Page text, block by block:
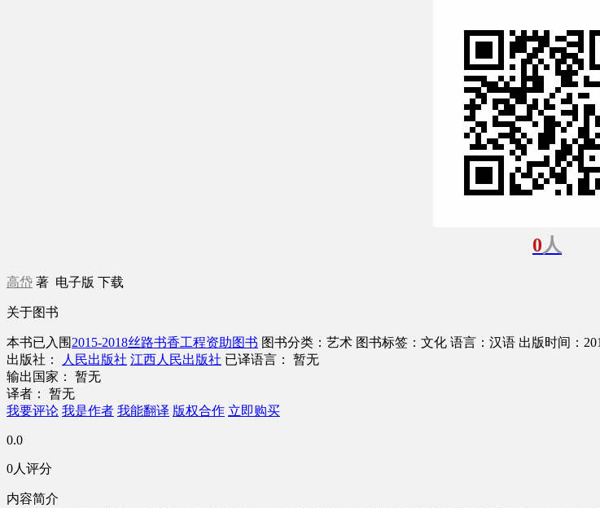
0人
高岱 著 电子版 下载
关于图书
本书已入围 2015-2018丝路书香工程资助图书 图书分类：艺术 图书标签：文化 语言：汉语 出版时间：
出版社：
人民出版社 江西人民出版社 已译语言： 暂无
输出国家： 暂无
译者： 暂无
我要评论 我是作者 我能翻译 版权合作 立即购买
0.0
0人评分
内容简介